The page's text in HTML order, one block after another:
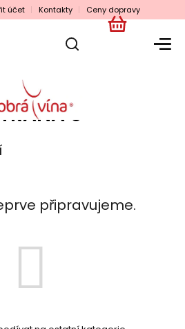
účet Kontakty Ceny dopravy
NÁKUPNÍ
6
připravujeme.